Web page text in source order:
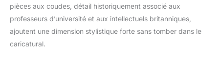
pièces aux coudes, détail historiquement associé aux
professeurs d’université et aux intellectuels britanniques,
ajoutent une dimension stylistique forte sans tomber dans le
caricatural.